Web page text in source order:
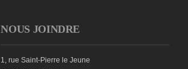
NOUS JOINDRE
1, rue Saint-Pierre le Jeune